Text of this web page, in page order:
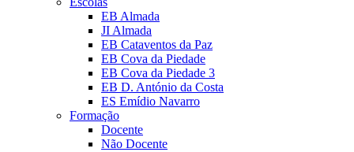
EB Almada
JI Almada
EB Cataventos da Paz
EB Cova da Piedade
EB Cova da Piedade 3
EB D. António da Costa
ES Emídio Navarro
Formação
Docente
Não Docente